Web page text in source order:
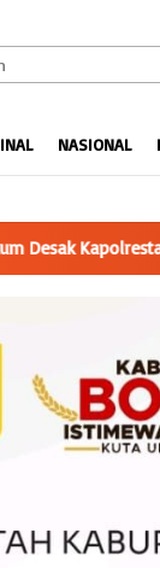
NASIONAL
Tuntas